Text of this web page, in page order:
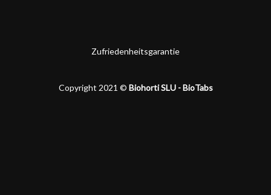
Zufriedenheitsgarantie
Copyright 2021 © Biohorti SLU - BioTabs